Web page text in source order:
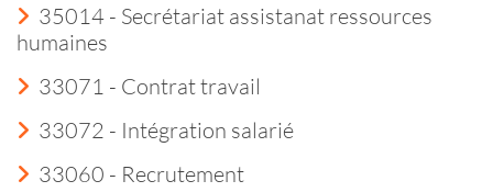
35014 - Secrétariat assistanat ressources
humaines
33071 - Contrat travail
33072 - Intégration salarié
33060 - Recrutement